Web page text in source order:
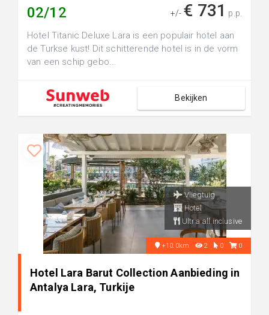
02/12 +/- € 731 p.p.
Hotel Titanic Deluxe Lara is een populair hotel aan
de Turkse kust! Dit schitterende hotel is in de vorm
van een schip gebo...
Bekijken
Vliegtuig
Hotel
Ultra all inclusive
+10.0km 2 0 0
Hotel Lara Barut Collection Aanbieding in
Antalya Lara, Turkije